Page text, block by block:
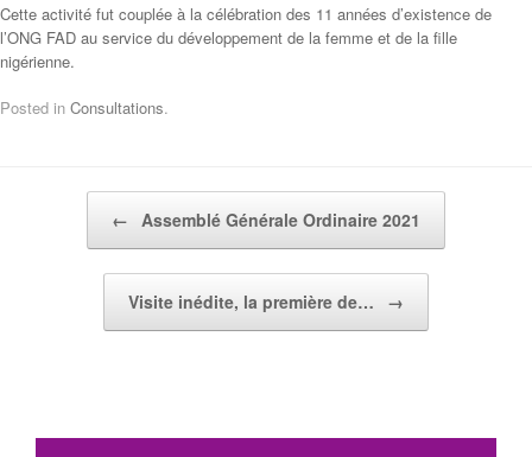
Cette activité fut couplée à la célébration des 11 années d’existence de
l’ONG FAD au service du développement de la femme et de la fille
nigérienne.
Posted in Consultations.
← Assemblé Générale Ordinaire 2021
Visite inédite, la première de… →